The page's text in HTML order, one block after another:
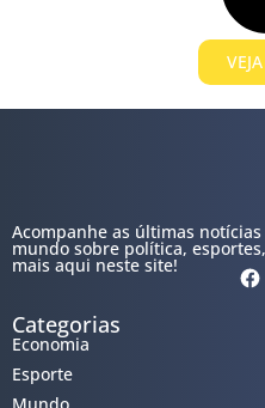
Acompanhe as últimas
mundo sobre política,
mais aqui neste site!
Categorias
Economia
Esporte